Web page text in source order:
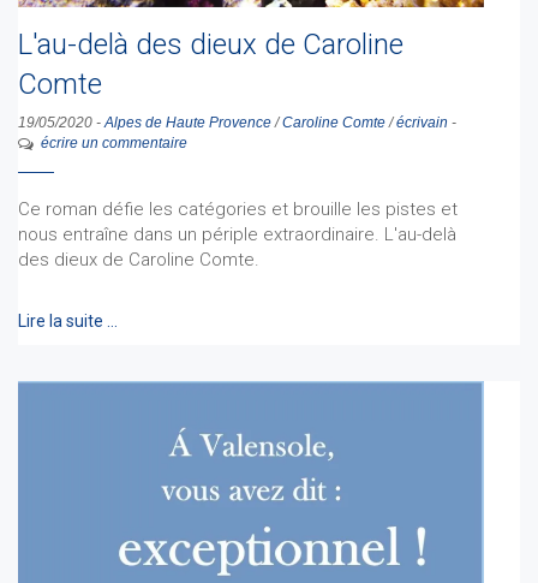
L'au-delà des dieux de Caroline
Comte
19/05/2020 - Alpes de Haute Provence /Caroline Comte /écrivain -
écrire un commentaire
Ce roman défie les catégories et brouille les pistes et
nous entraîne dans un périple extraordinaire. L'au-delà
des dieux de Caroline Comte.
Lire la suite …